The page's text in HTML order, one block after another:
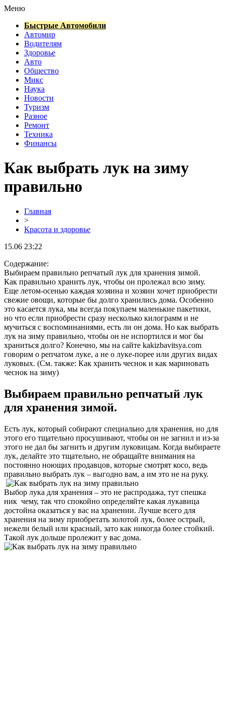
Меню
Быстрые Автомобили
Автомир
Водителям
Здоровье
Авто
Общество
Микс
Наука
Новости
Туризм
Разное
Ремонт
Техника
Финансы
Как выбрать лук на зиму
правильно
Главная
>
Красота и здоровье
15.06 23:22
Содержание:
Выбираем правильно репчатый лук для хранения зимой.
Как правильно хранить лук, чтобы он пролежал всю зиму.
Еще летом-осенью каждая хозяина и хозяин хочет приобрести
свежие овощи, которые бы долго хранились дома. Особенно
это касается лука, мы всегда покупаем маленькие пакетики,
но что если приобрести сразу несколько килограмм и не
мучиться с воспоминаниями, есть ли он дома. Но как выбрать
лук на зиму правильно, чтобы он не испортился и мог бы
храниться долго? Конечно, мы на сайте kakizbavitsya.com
говорим о репчатом луке, а не о луке-порее или других видах
луковых. (См. также: Как хранить чеснок и как мариновать
чеснок на зиму)
Выбираем правильно репчатый лук
для хранения зимой.
Есть лук, который собирают специально для хранения, но для
этого его тщательно просушивают, чтобы он не загнил и из-за
этого не дал бы загнить и другим луковицам. Когда выбираете
лук, делайте это тщательно, не обращайте внимания на
постоянно ноющих продавцов, которые смотрят косо, ведь
правильно выбрать лук – выгодно вам, а им это не на руку.
Выбор лука для хранения – это не распродажа, тут спешка
ник чему, так что спокойно определяйте какая лукавица
достойна оказаться у вас на хранении. Лучше всего для
хранения на зиму приобретать золотой лук, более острый,
нежели белый или красный, зато как никогда более стойкий.
Такой лук дольше пролежит у вас дома.